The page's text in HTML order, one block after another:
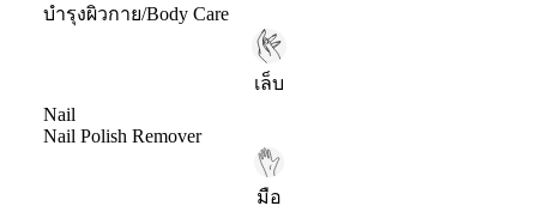
บำรุงผิวกาย/Body Care
เล็บ
Nail
Nail Polish Remover
มือ